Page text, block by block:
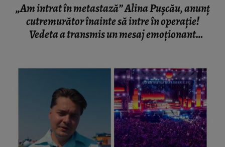
„Am intrat în metastază” Alina Pușcău, anunț
cutremurător înainte să intre în operație!
Vedeta a transmis un mesaj emoționant